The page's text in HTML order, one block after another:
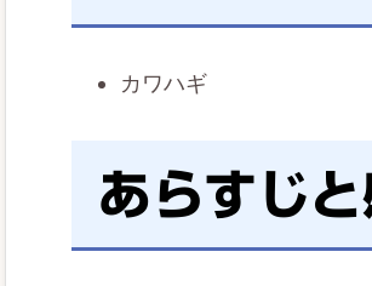
カワハギ
あらすじ